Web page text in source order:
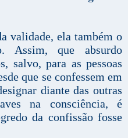
validade, ela também o
Assim, que absurdo
salvo, para as pessoas
que se confessem em
diante das outras
na consciência, é
da confissão fosse